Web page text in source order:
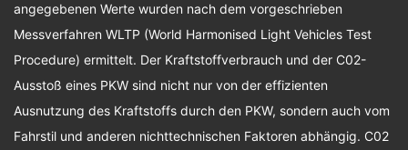
angegebenen Werte wurden nach dem vorgeschrieben
Messverfahren WLTP (World Harmonised Light Vehicles Test
Procedure) ermittelt. Der Kraftstoffverbrauch und der C02-
Ausstoß eines PKW sind nicht nur von der effizienten
Ausnutzung des Kraftstoffs durch den PKW, sondern auch vom
Fahrstil und anderen nichttechnischen Faktoren abhängig. C02